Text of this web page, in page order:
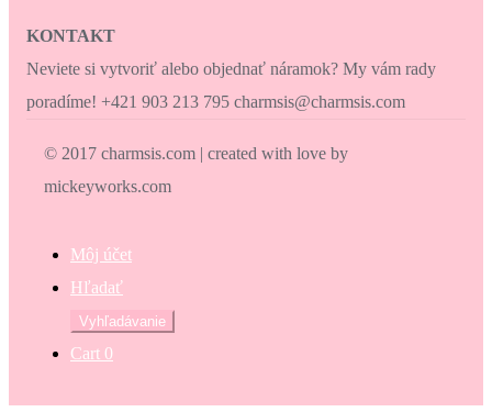
KONTAKT
Neviete si vytvoriť alebo objednať náramok? My vám rady
poradíme! +421 903 213 795 charmsis@charmsis.com
© 2017 charmsis.com | created with love by
mickeyworks.com
Môj účet
Hľadať
Hľadať:
Vyhľadávanie
Cart 0